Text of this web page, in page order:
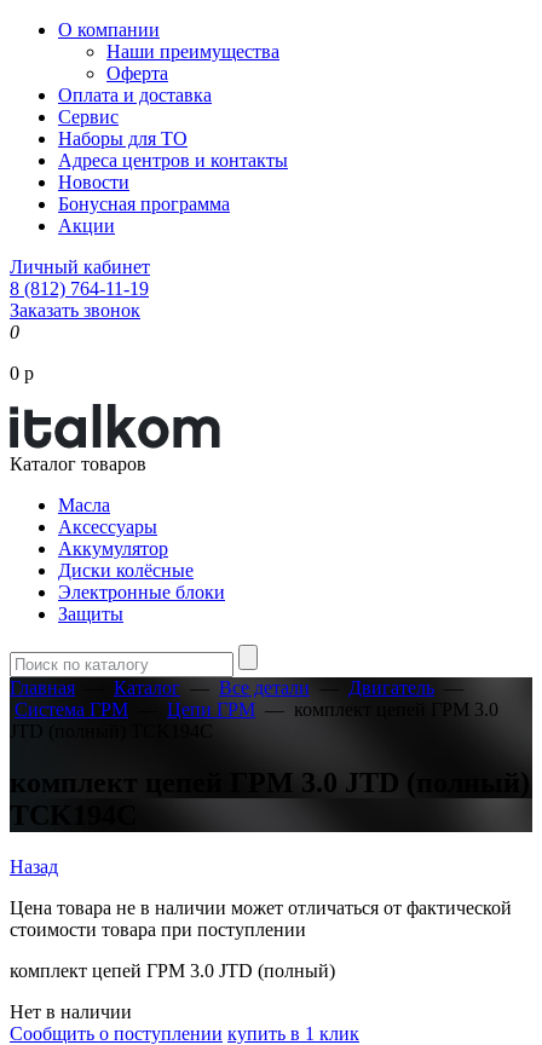
О компании
Наши преимущества
Оферта
Оплата и доставка
Сервис
Наборы для ТО
Адреса центров и контакты
Новости
Бонусная программа
Акции
Личный кабинет
8 (812) 764-11-19
Заказать звонок
0
0 р
Каталог товаров
Масла
Аксессуары
Аккумулятор
Диски колёсные
Электронные блоки
Защиты
Главная Каталог — Все детали — Двигатель —
Система ГРМ
Цепи ГРМ — комплект цепей ГРМ 3.0
JTD (полный) TCK194C
комплект цепей ГРМ 3.0 JTD (полный)
TCK194C
Назад
Цена товара не в наличии может отличаться от фактической
стоимости товара при поступлении
комплект цепей ГРМ 3.0 JTD (полный)
Нет в наличии
Сообщить о поступлении купить в 1 клик